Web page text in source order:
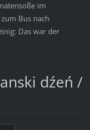
im
Bus nach
Das war der
dźeń /